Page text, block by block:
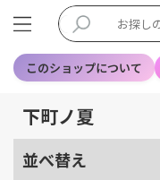
このショップについて
下町ノ夏
並べ替え